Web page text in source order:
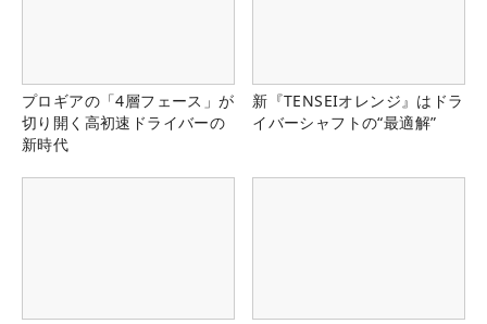
プロギアの「4層フェース」が
切り開く高初速ドライバーの
新時代
新『TENSEIオレンジ』はドラ
イバーシャフトの“最適解”